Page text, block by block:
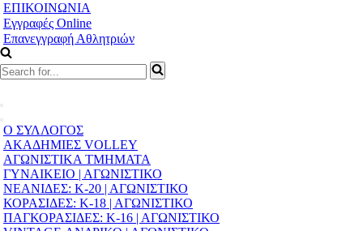
ΕΠΙΚΟΙΝΩΝΙΑ
Εγγραφές Online
Επανεγγραφή Αθλητριών
Search
for...
Menu
Navigation
Menu
Ο ΣΥΛΛΟΓΟΣ
ΑΚΑΔΗΜΙΕΣ VOLLEY
ΑΓΩΝΙΣΤΙΚΑ ΤΜΗΜΑΤΑ
ΓΥΝΑΙΚΕΙΟ | ΑΓΩΝΙΣΤΙΚΟ
ΝΕΑΝΙΔΕΣ: Κ-20 | ΑΓΩΝΙΣΤΙΚΟ
ΚΟΡΑΣΙΔΕΣ: Κ-18 | ΑΓΩΝΙΣΤΙΚΟ
ΠΑΓΚΟΡΑΣΙΔΕΣ: Κ-16 | ΑΓΩΝΙΣΤΙΚΟ